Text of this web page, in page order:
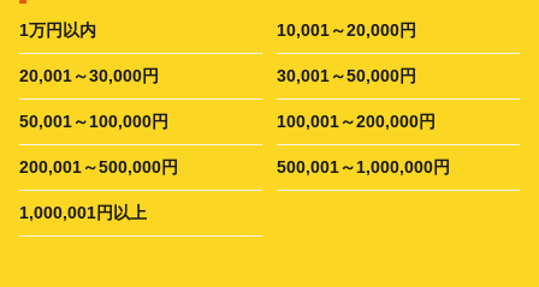
1万円以内 10,001～20,000円
20,001～30,000円 30,001～50,000円
50,001～100,000円 100,001～200,000円
200,001～500,000円 500,001～1,000,000円
1,000,001円以上